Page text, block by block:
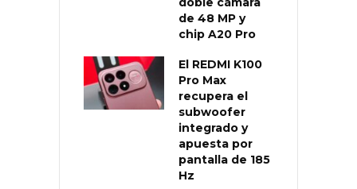
de 48 MP y
chip A20 Pro
El REDMI K100
Pro Max
recupera el
subwoofer
integrado y
apuesta por
pantalla de 185
Hz